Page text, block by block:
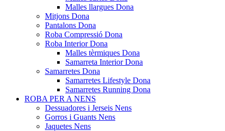
Malles llargues Dona
Mitjons Dona
Pantalons Dona
Roba Compressió Dona
Roba Interior Dona
Malles tèrmiques Dona
Samarreta Interior Dona
Samarretes Dona
Samarretes Lifestyle Dona
Samarretes Running Dona
ROBA PER A NENS
Dessuadores i Jerseis Nens
Gorros i Guants Nens
Jaquetes Nens